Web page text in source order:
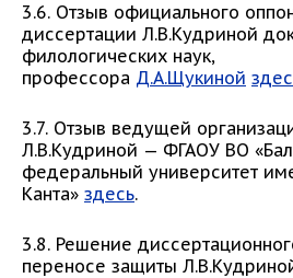
3.6. Отзыв официального
диссертации Л.В.Кудриной
филологических наук,
профессора Д.А.Щукиной
3.7. Отзыв ведущей
Л.В.Кудриной — ФГАОУ ВО
федеральный университет
Канта» здесь.
3.8. Решение
переносе защиты